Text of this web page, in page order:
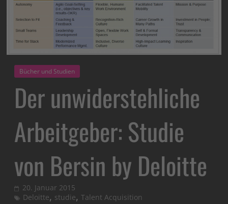
Bücher und Studien
Der unwiderstehliche
Arbeitgeber: Studie
von Bersin by Deloitte
20. Januar 2015
Deloitte, studie,Talent Acquisition